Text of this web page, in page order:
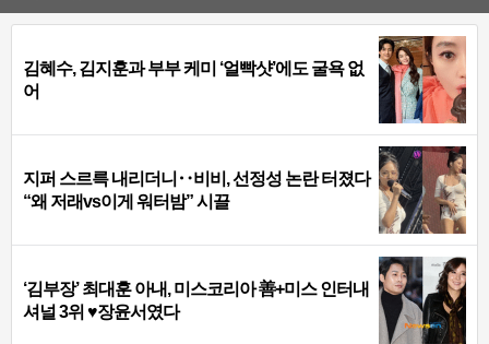
김혜수, 김지훈과 부부 케미 ‘얼빡샷’에도 굴욕 없
어
지퍼 스르륵 내리더니‥비비, 선정성 논란 터졌다
“왜 저래vs이게 워터밤” 시끌
‘김부장’ 최대훈 아내, 미스코리아 善+미스 인터내
셔널 3위 ♥장윤서였다